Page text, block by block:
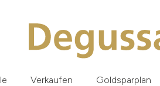
Verkaufen Goldsparplan